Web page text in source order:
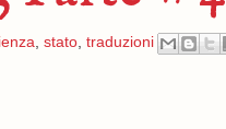
, stato, traduzioni